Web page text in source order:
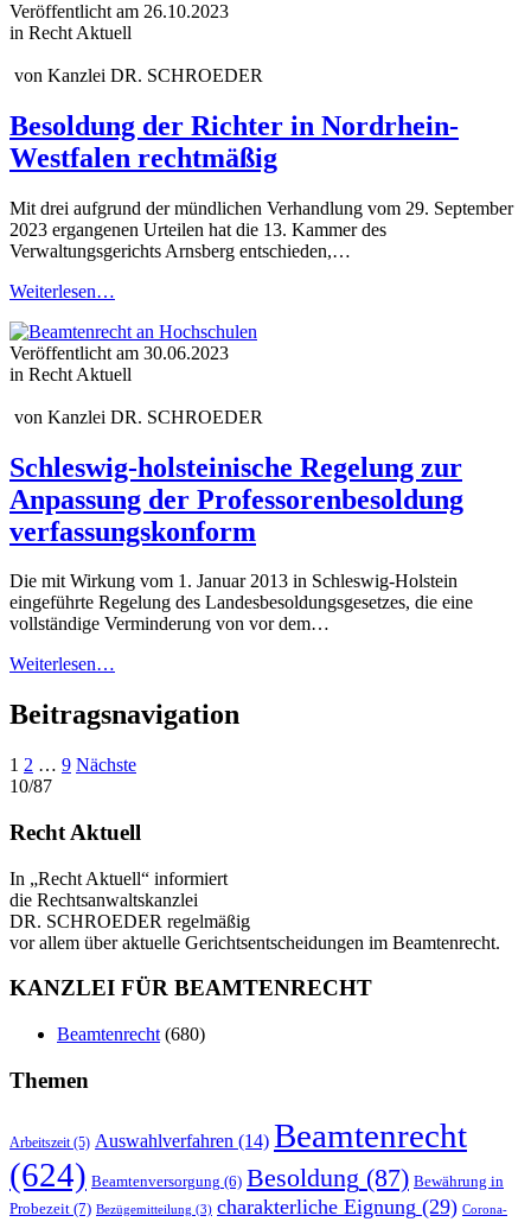
Veröffentlicht am 26.10.2023
in Recht Aktuell
von Kanzlei DR. SCHROEDER
Besoldung der Richter in Nordrhein-
Westfalen rechtmäßig
Mit drei aufgrund der mündlichen Verhandlung vom 29. September
2023 ergangenen Urteilen hat die 13. Kammer des
Verwaltungsgerichts Arnsberg entschieden,…
Weiterlesen…
Veröffentlicht am 30.06.2023
in Recht Aktuell
von Kanzlei DR. SCHROEDER
Schleswig-holsteinische Regelung zur
Anpassung der Professorenbesoldung
verfassungskonform
Die mit Wirkung vom 1. Januar 2013 in Schleswig-Holstein
eingeführte Regelung des Landesbesoldungsgesetzes, die eine
vollständige Verminderung von vor dem…
Weiterlesen…
Beitragsnavigation
1 2 … 9 Nächste
10/87
Recht Aktuell
In „Recht Aktuell“ informiert
die Rechtsanwaltskanzlei
DR. SCHROEDER regelmäßig
vor allem über aktuelle Gerichtsentscheidungen im Beamtenrecht.
KANZLEI FÜR BEAMTENRECHT
Beamtenrecht (680)
Themen
Arbeitszeit (5) Auswahlverfahren (14) Beamtenrecht
(624) Beamtenversorgung (6) Besoldung (87) Bewährung in
Probezeit (7) Bezügemitteilung (3) charakterliche Eignung (29) Corona-